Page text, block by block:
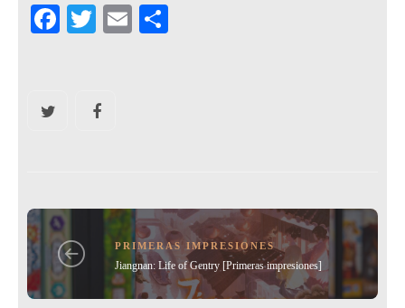
F
o
k
T
er
E
PRIMERAS IMPRESIONES
Jiangnan: Life of Gentry [Primeras impresiones]